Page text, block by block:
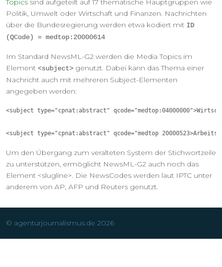
Topics sind aufgeteilt auf 17 thematische Hauptgruppen wie
Politik, Umwelt oder Wirtschaft und Finanzen. Nachrichten
über die Bundesregierung werden etwa kodiert mit ID
(QCode) = medtop:20000614
Im Standard NewsML-G2 werden die Media Topics im
Element <subject> genutzt. Dabei kann das Thema einer
Nachricht auch mit mehreren Subject-Elementen
angegeben werden:
<subject type="cpnat:abstract"
<subject type="cpnat:abstract" qcode="medtop
Um den Übergang zum veralteten System der Stichwortzeile
zu unterstützen, ermöglicht NewsML-G2 auch noch das
Element <slugline>. Die NewsCodes werden laut IPTC unter
anderem von AP, AFP und Reuters genutzt.
© agenturjournalismus.de 2026